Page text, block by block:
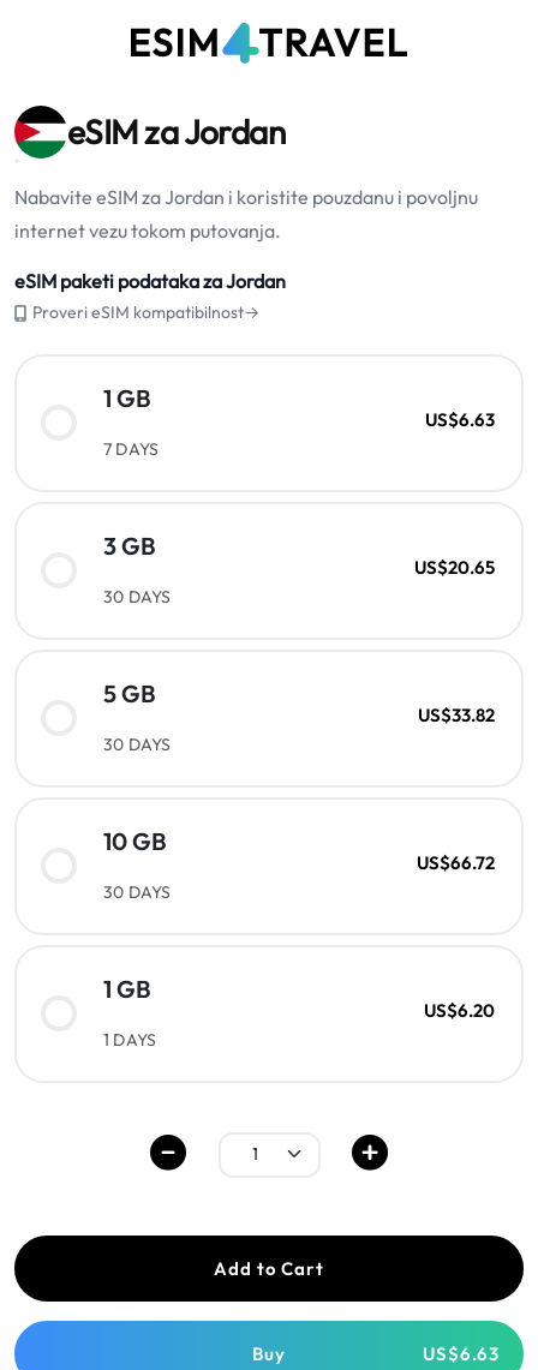
eSIM za Jordan
Nabavite eSIM za Jordan i koristite pouzdanu i povoljnu
internet vezu tokom putovanja.
eSIM paketi podataka za Jordan
Proveri eSIM kompatibilnost→
1 GB
7 DAYS
US$6.63
3 GB
30 DAYS
US$20.65
5 GB
30 DAYS
US$33.82
10 GB
30 DAYS
US$66.72
1 GB
1 DAYS
US$6.20
Add to Cart
Buy US$6.63